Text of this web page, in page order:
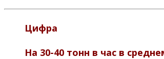
Цифра
На 30-40 тонн в час в